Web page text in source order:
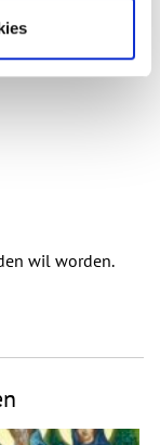
wordt niet
wil worden.